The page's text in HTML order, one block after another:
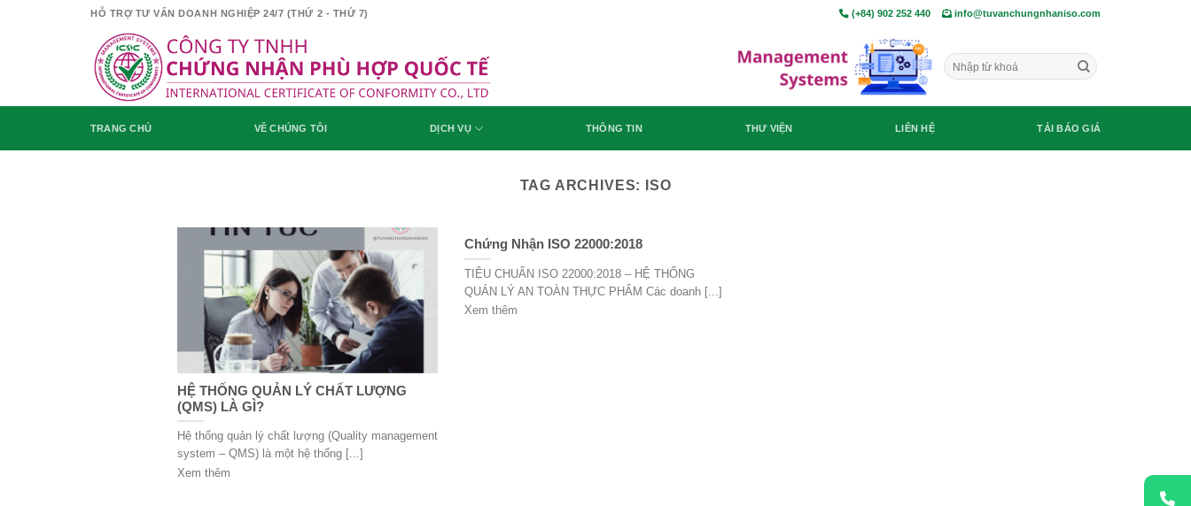
HỖ TRỢ TƯ VẤN DOANH NGHIỆP 24/7 (THỨ 2 - THỨ 7) (+84) 902 252 440 info@tuvanchungnhaniso.com
TRANG CHỦ VỀ CHÚNG TÔI DỊCH VỤ THÔNG TIN THƯ VIỆN LIÊN HỆ TẢI BÁO GIÁ
TAG ARCHIVES: ISO
HỆ THỐNG QUẢN LÝ CHẤT LƯỢNG
(QMS) LÀ GÌ?
Hệ thống quản lý chất lượng (Quality management
system – QMS) là một hệ thống [...]
Xem thêm
Chứng Nhận ISO 22000:2018
TIÊU CHUẨN ISO 22000:2018 – HỆ THỐNG
QUẢN LÝ AN TOÀN THỰC PHẨM Các doanh [...]
Xem thêm